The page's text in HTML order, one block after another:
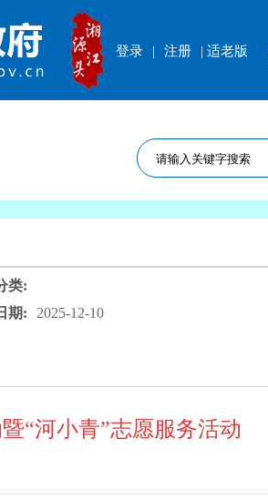
| 适老版
登录 | 注册
类:
期:
2025-12-10
“河小青”志愿服务活动